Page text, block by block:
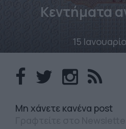
Κεντήματα
15
Mη χάνετε κανένα post